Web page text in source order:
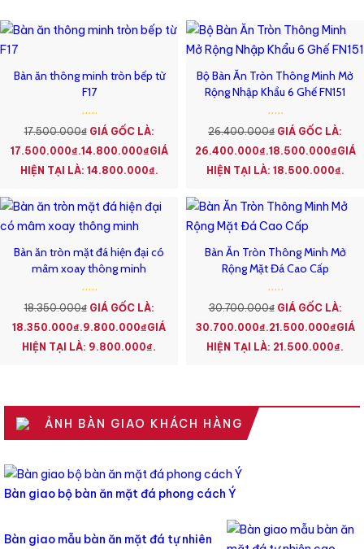
Bàn ăn thông minh tròn bếp từ
F17
17.500.000₫ GIÁ GỐC LÀ:
17.500.000₫.14.800.000₫GIÁ
HIỆN TẠI LÀ: 14.800.000₫.
Bộ Bàn Ăn Tròn Thông Minh Mở
Rộng Nhập Khẩu 6 Ghế FN151
26.400.000₫ GIÁ GỐC LÀ:
26.400.000₫.18.500.000₫GIÁ
HIỆN TẠI LÀ: 18.500.000₫.
Bàn ăn tròn mặt đá hiện đại có
mâm xoay thông minh
18.350.000₫ GIÁ GỐC LÀ:
18.350.000₫.9.800.000₫GIÁ
HIỆN TẠI LÀ: 9.800.000₫.
Bàn Ăn Tròn Thông Minh Mở
Rộng Mặt Đá Cao Cấp
30.700.000₫ GIÁ GỐC LÀ:
30.700.000₫.21.500.000₫GIÁ
HIỆN TẠI LÀ: 21.500.000₫.
ẢNH BÀN GIAO KHÁCH HÀNG
Bàn giao bộ bàn ăn mặt đá phong cách Ý
Bàn giao mẫu bàn ăn mặt đá tự nhiên